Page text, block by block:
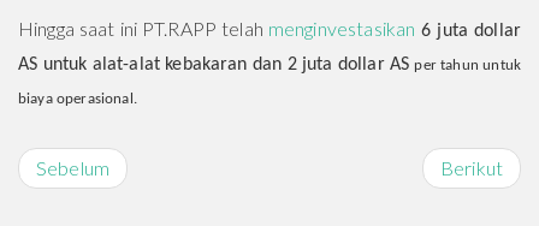
Hingga saat ini PT.RAPP telah menginvestasikan 6 juta dollar
AS untuk alat-alat kebakaran dan 2 juta dollar AS per tahun untuk
biaya operasional.
Sebelum Berikut